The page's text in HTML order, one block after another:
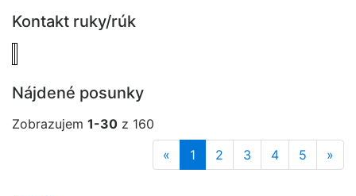
Kontakt ruky/rúk
Nájdené posunky
Zobrazujem 1-30 z 160
«
1 2 3 4 5 »